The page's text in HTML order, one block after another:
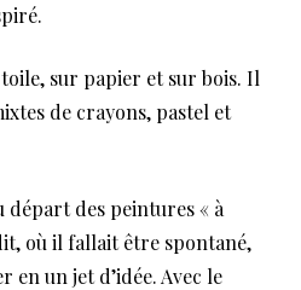
sur papier et sur bois. Il
de crayons, pastel et
départ des peintures « à
où il fallait être spontané,
un jet d’idée. Avec le